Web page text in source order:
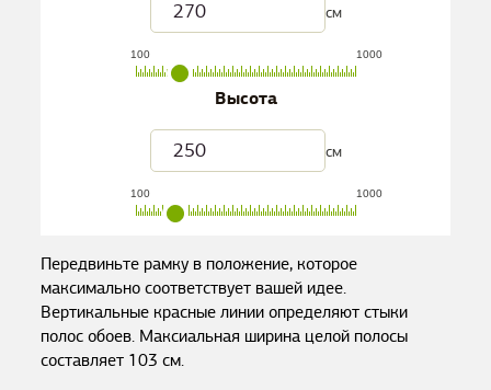
см
100 1000
Высота
см
100 1000
Передвиньте рамку в положение, которое
максимально соответствует вашей идее.
Вертикальные красные линии определяют стыки
полос обоев. Максиальная ширина целой полосы
составляет 103 см.